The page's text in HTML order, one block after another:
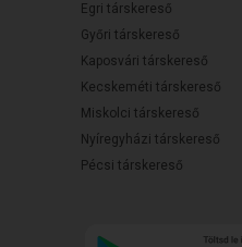
Egri társkereső
Győri társkereső
Kaposvári társkereső
Kecskeméti társkereső
Miskolci társkereső
Nyíregyházi társkereső
Pécsi társkereső